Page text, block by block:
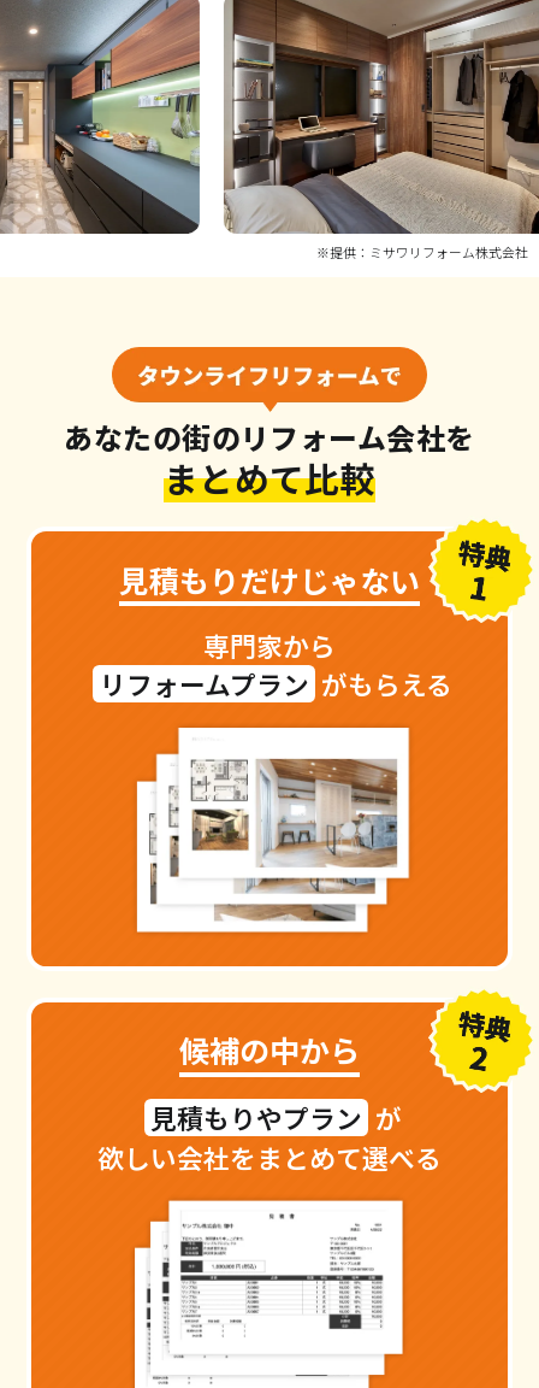
※提供：ミサワリフォーム株式会社
あなたの街のリフォーム会社を
まとめて比較
見積もりだけじゃない
専門家から
リフォームプラン がもらえる
候補の中から
見積もりやプラン が
欲しい会社をまとめて選べる